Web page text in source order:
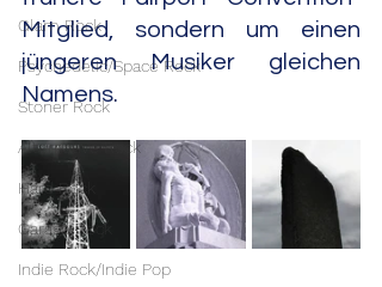
Glam Rock
Psychedelic/Space Rock
Stoner Rock
Alternative Rock
Hard Rock
Garage Rock
Indie Rock/Indie Pop
Mitglied, sondern um einen
jüngeren Musiker gleichen
Namens.